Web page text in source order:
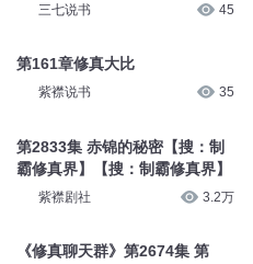
三七说书 45
第161章修真大比
紫襟说书 35
第2833集 赤锦的秘密【搜：制
霸修真界】【搜：制霸修真界】
紫襟剧社 3.2万
《修真聊天群》第2674集 第